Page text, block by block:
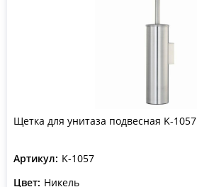
Щетка для унитаза подвесная K-1057
Артикул: K-1057
Цвет: Никель